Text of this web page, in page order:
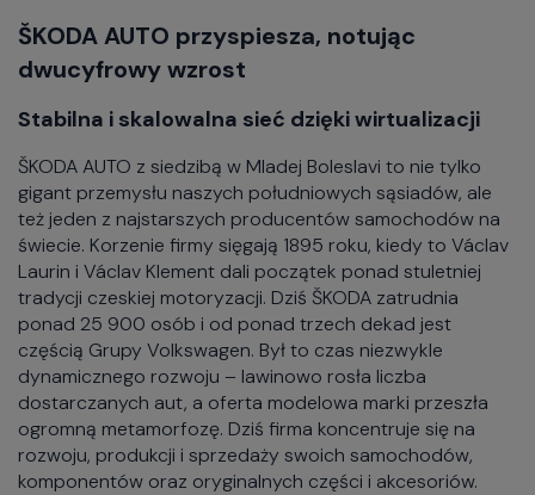
ŠKODA AUTO przyspiesza, notując
dwucyfrowy wzrost
Stabilna i skalowalna sieć dzięki wirtualizacji
ŠKODA AUTO z siedzibą w Mladej Boleslavi to nie tylko
gigant przemysłu naszych południowych sąsiadów, ale
też jeden z najstarszych producentów samochodów na
świecie. Korzenie firmy sięgają 1895 roku, kiedy to Václav
Laurin i Václav Klement dali początek ponad stuletniej
tradycji czeskiej motoryzacji. Dziś ŠKODA zatrudnia
ponad 25 900 osób i od ponad trzech dekad jest
częścią Grupy Volkswagen. Był to czas niezwykle
dynamicznego rozwoju – lawinowo rosła liczba
dostarczanych aut, a oferta modelowa marki przeszła
ogromną metamorfozę. Dziś firma koncentruje się na
rozwoju, produkcji i sprzedaży swoich samochodów,
komponentów oraz oryginalnych części i akcesoriów.